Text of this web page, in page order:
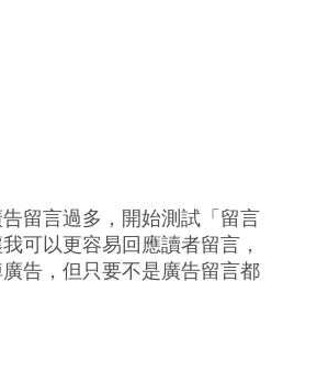
留言過多，開始測試「留言
可以更容易回應讀者留言，
告，但只要不是廣告留言都